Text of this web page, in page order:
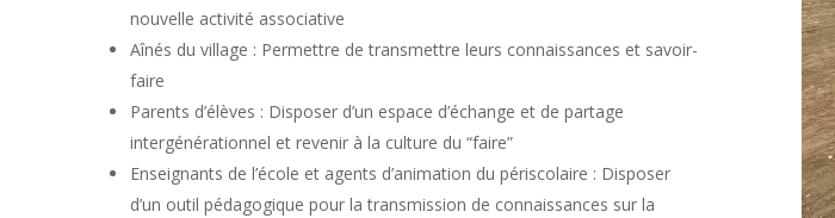
nouvelle activité associative
Aînés du village : Permettre de transmettre leurs connaissances et savoir-
faire
Parents d’élèves : Disposer d’un espace d’échange et de partage
intergénérationnel et revenir à la culture du “faire”
Enseignants de l’école et agents d’animation du périscolaire : Disposer
d’un outil pédagogique pour la transmission de connaissances sur la